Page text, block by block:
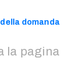
domanda
la pagina